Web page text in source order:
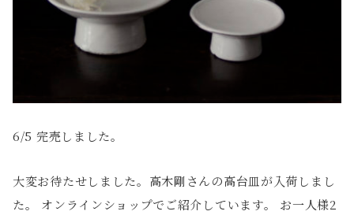
6/5 完売しました。
大変お待たせしました。高木剛さんの高台皿が入荷しまし
た。 オンラインショップでご紹介しています。 お一人様2